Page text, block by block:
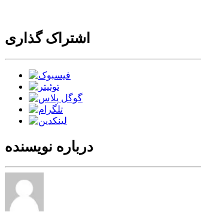
اشتراک گذاری
درباره نویسنده